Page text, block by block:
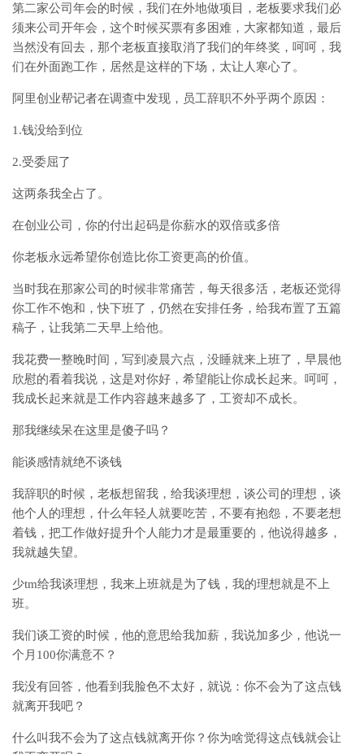
第二家公司年会的时候，我们在外地做项目，老板要求我们必
须来公司开年会，这个时候买票有多困难，大家都知道，最后
当然没有回去，那个老板直接取消了我们的年终奖，呵呵，我
们在外面跑工作，居然是这样的下场，太让人寒心了。
阿里创业帮记者在调查中发现，员工辞职不外乎两个原因：
1.钱没给到位
2.受委屈了
这两条我全占了。
在创业公司，你的付出起码是你薪水的双倍或多倍
你老板永远希望你创造比你工资更高的价值。
当时我在那家公司的时候非常痛苦，每天很多活，老板还觉得
你工作不饱和，快下班了，仍然在安排任务，给我布置了五篇
稿子，让我第二天早上给他。
我花费一整晚时间，写到凌晨六点，没睡就来上班了，早晨他
欣慰的看着我说，这是对你好，希望能让你成长起来。呵呵，
我成长起来就是工作内容越来越多了，工资却不成长。
那我继续呆在这里是傻子吗？
能谈感情就绝不谈钱
我辞职的时候，老板想留我，给我谈理想，谈公司的理想，谈
他个人的理想，什么年轻人就要吃苦，不要有抱怨，不要老想
着钱，把工作做好提升个人能力才是最重要的，他说得越多，
我就越失望。
少tm给我谈理想，我来上班就是为了钱，我的理想就是不上
班。
我们谈工资的时候，他的意思给我加薪，我说加多少，他说一
个月100你满意不？
我没有回答，他看到我脸色不太好，就说：你不会为了这点钱
就离开我吧？
什么叫我不会为了这点钱就离开你？你为啥觉得这点钱就会让